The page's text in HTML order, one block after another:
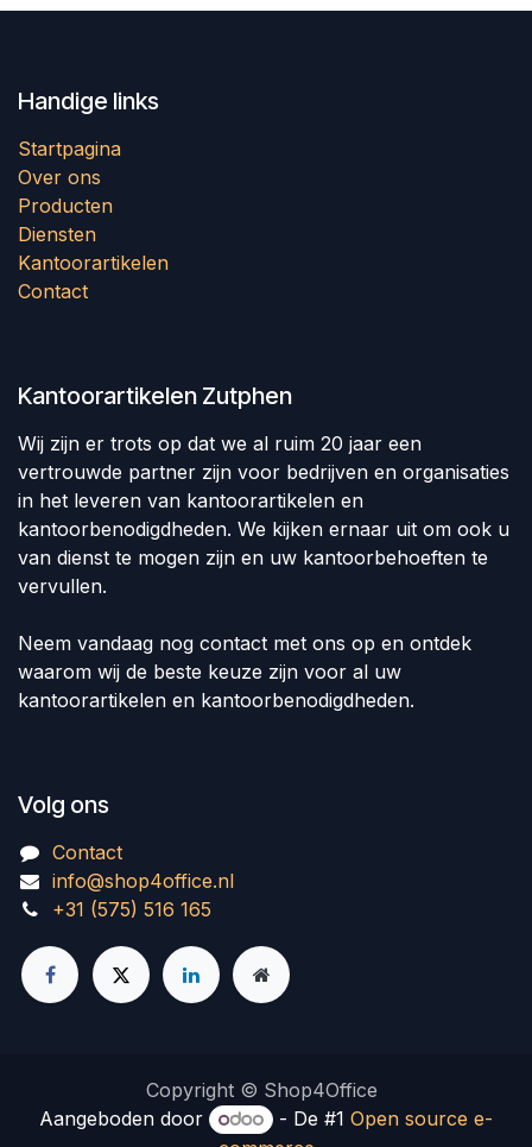
Handige links
Startpagina
Over ons
Producten
Diensten
Kantoorartikelen
Contact
Kantoorartikelen Zutphen
Wij zijn er trots op dat we al ruim 20 jaar een
vertrouwde partner zijn voor bedrijven en organisaties
in het leveren van kantoorartikelen en
kantoorbenodigdheden. We kijken ernaar uit om ook u
van dienst te mogen zijn en uw kantoorbehoeften te
vervullen.
Neem vandaag nog contact met ons op en ontdek
waarom wij de beste keuze zijn voor al uw
kantoorartikelen en kantoorbenodigdheden.
Volg ons
Contact
info@shop4office.nl
+31 (575) 516 165
Copyright © Shop4Office
Aangeboden door
- De #1Open source e-